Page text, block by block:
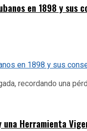
en 1898 y sus
recordando una
Herramienta